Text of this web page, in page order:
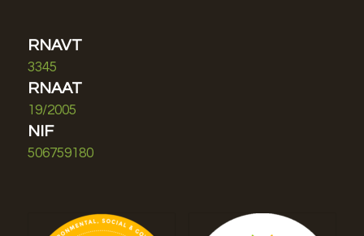
RNAVT
3345
RNAAT
19/2005
NIF
506759180